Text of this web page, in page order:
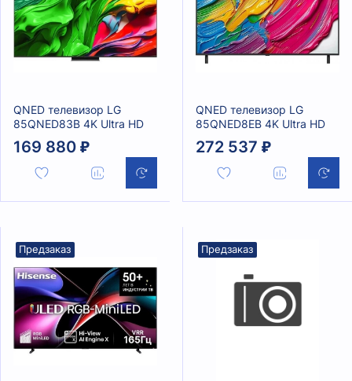
QNED телевизор LG
85QNED83B 4K Ultra HD
169 880 ₽
QNED телевизор LG
85QNED8EB 4K Ultra HD
272 537 ₽
Предзаказ Предзаказ